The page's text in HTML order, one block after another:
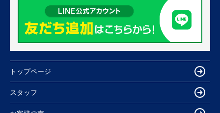
トップページ
スタッフ